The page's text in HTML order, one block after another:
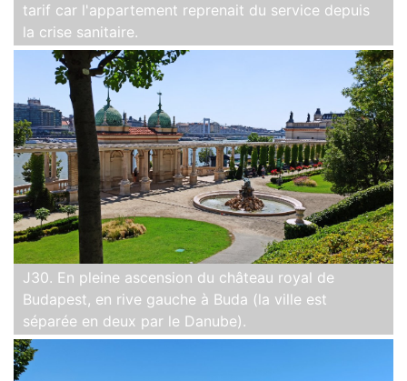
tarif car l'appartement reprenait du service depuis
la crise sanitaire.
J30. En pleine ascension du château royal de
Budapest, en rive gauche à Buda (la ville est
séparée en deux par le Danube).